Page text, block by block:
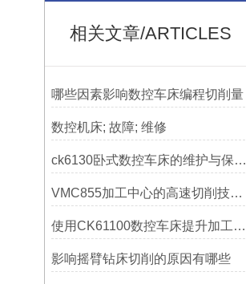
相关文章/ARTICLES
哪些因素影响数控车床编程切削量
数控机床; 故障; 维修
ck6130卧式数控车床的维护与保养策略
VMC855加工中心的高速切削技术介绍
使用CK61100数控车床提升加工精度的方法
影响摇臂钻床切削的原因有哪些